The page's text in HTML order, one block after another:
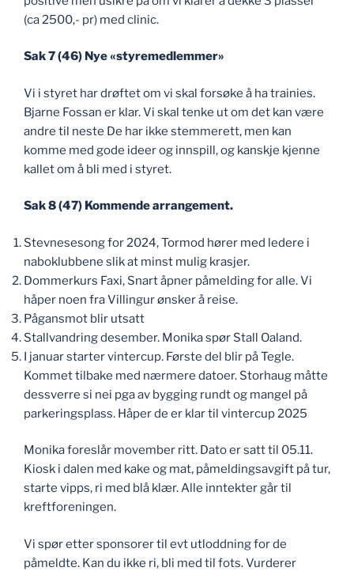
(ca 2500,- pr) med clinic.
Sak 7 (46) Nye «styremedlemmer»
Vi i styret har drøftet om vi skal forsøke å ha trainies.
Bjarne Fossan er klar. Vi skal tenke ut om det kan være
andre til neste De har ikke stemmerett, men kan
komme med gode ideer og innspill, og kanskje kjenne
kallet om å bli med i styret.
Sak 8 (47) Kommende arrangement.
Stevnesesong for 2024, Tormod hører med ledere i
naboklubbene slik at minst mulig krasjer.
Dommerkurs Faxi, Snart åpner påmelding for alle. Vi
håper noen fra Villingur ønsker å reise.
Pågansmot blir utsatt
Stallvandring desember. Monika spør Stall Oaland.
I januar starter vintercup. Første del blir på Tegle.
Kommet tilbake med nærmere datoer. Storhaug måtte
dessverre si nei pga av bygging rundt og mangel på
parkeringsplass. Håper de er klar til vintercup 2025
Monika foreslår movember ritt. Dato er satt til 05.11.
Kiosk i dalen med kake og mat, påmeldingsavgift på tur,
starte vipps, ri med blå klær. Alle inntekter går til
kreftforeningen.
Vi spør etter sponsorer til evt utloddning for de
påmeldte. Kan du ikke ri, bli med til fots. Vurderer